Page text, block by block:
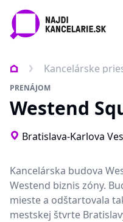
Kancelárske
PRENÁJOM
Westend
Bratislava-Karlova Ves
Kancelárska budova
Westend biznis zóny.
mieste a odštartovala
mestskej štvrte